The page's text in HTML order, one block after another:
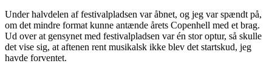
Under halvdelen af festivalpladsen var åbnet, og jeg var spændt på,
om det mindre format kunne antænde årets Copenhell med et brag.
Ud over at gensynet med festivalpladsen var én stor optur, så skulle
det vise sig, at aftenen rent musikalsk ikke blev det startskud, jeg
havde forventet.